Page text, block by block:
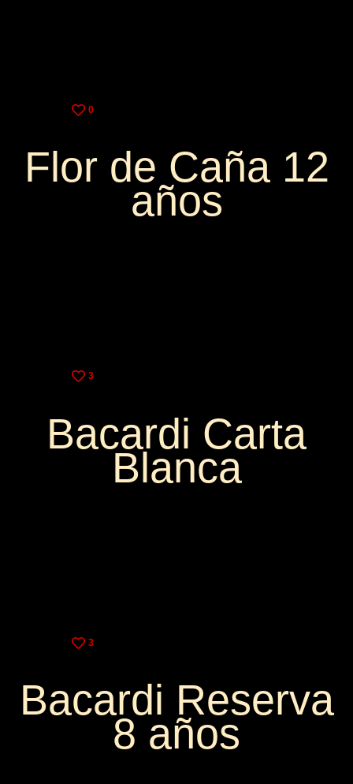
0
Flor de Caña 12
años
3
Bacardi Carta
Blanca
3
Bacardi Reserva
8 años